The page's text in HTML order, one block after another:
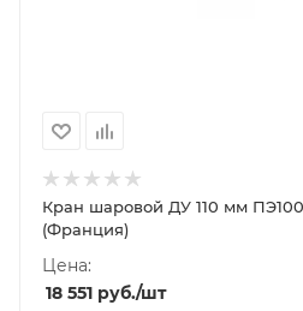
Кран шаровой ДУ 110 мм ПЭ100
(Франция)
Цена:
18 551 руб./шт